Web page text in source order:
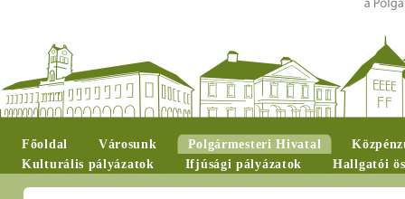
Főoldal Városunk Polgármesteri Hivatal
Kulturális pályázatok
Ifjúsági pályázatok Hallgatói